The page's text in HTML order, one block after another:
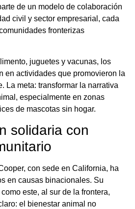
de un modelo de colaboración
civil y sector empresarial, cada
fronterizas
juguetes y vacunas, los
en actividades que promovieron la
La meta: transformar la narrativa
especialmente en zonas
de mascotas sin hogar.
solidaria con
con sede en California, ha
en causas binacionales. Su
este, al sur de la frontera,
el bienestar animal no